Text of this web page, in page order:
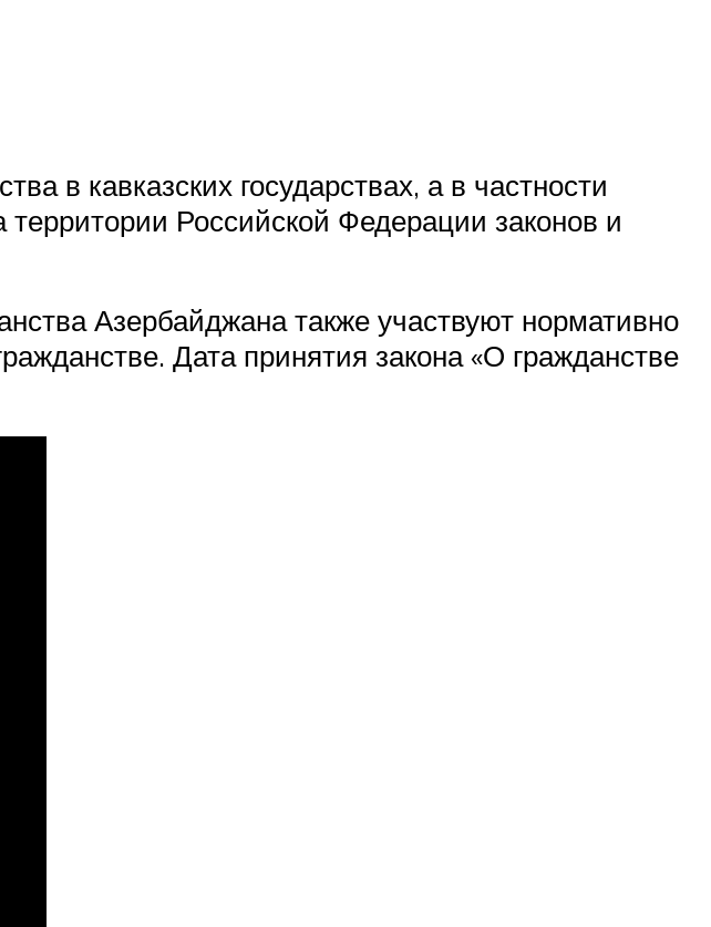
в кавказских государствах, а в частности
Российской Федерации законов и
Азербайджана также участвуют нормативно
Дата принятия закона «О гражданстве